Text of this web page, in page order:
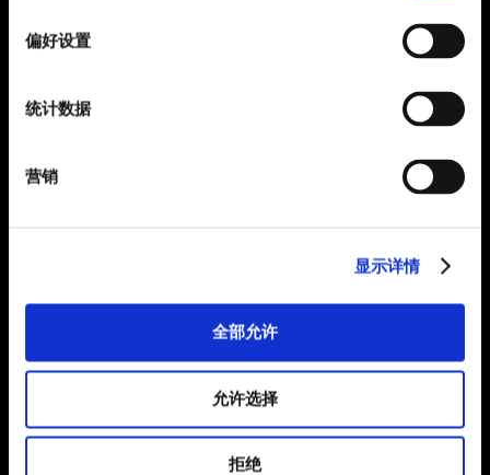
偏好设置
统计数据
营销
显示详情
全部允许
允许选择
拒绝